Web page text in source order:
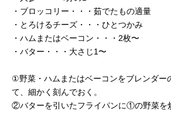
・ブロッコリー・・・茹でたもの適量
・とろけるチーズ・・・ひとつかみ
・ハムまたはベーコン・・・2枚〜
・バター・・・大さじ1〜
①野菜・ハムまたはベーコンをブレンダー
て、細かく刻んでおく。
②バターを引いたフライパンに①の野菜を